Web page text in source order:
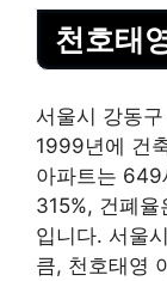
천호태
서울시 강동
1999년에 건
아파트는 649
315%, 건폐
입니다. 서울
큼, 천호태영